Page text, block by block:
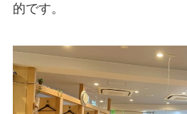
的です。